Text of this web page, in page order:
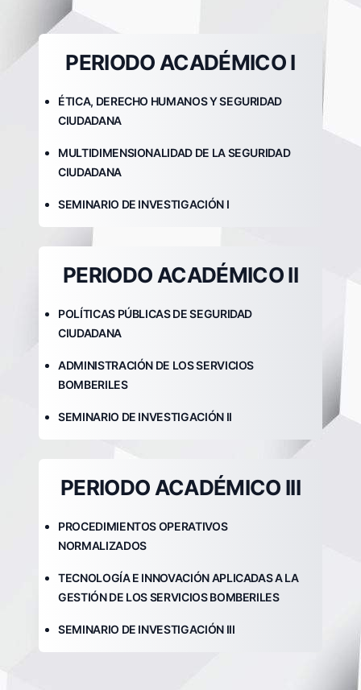
PERIODO ACADÉMICO I
ÉTICA, DERECHO HUMANOS Y SEGURIDAD
CIUDADANA
MULTIDIMENSIONALIDAD DE LA SEGURIDAD
CIUDADANA
SEMINARIO DE INVESTIGACIÓN I
PERIODO ACADÉMICO II
POLÍTICAS PÚBLICAS DE SEGURIDAD
CIUDADANA
ADMINISTRACIÓN DE LOS SERVICIOS
BOMBERILES
SEMINARIO DE INVESTIGACIÓN II
PERIODO ACADÉMICO III
PROCEDIMIENTOS OPERATIVOS
NORMALIZADOS
TECNOLOGÍA E INNOVACIÓN APLICADAS A LA
GESTIÓN DE LOS SERVICIOS BOMBERILES
SEMINARIO DE INVESTIGACIÓN III